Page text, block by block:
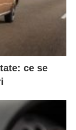
ce se